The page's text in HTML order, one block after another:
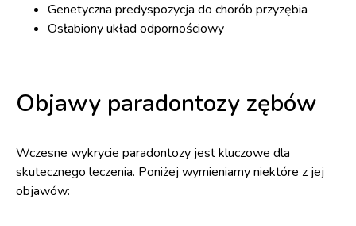
Genetyczna predyspozycja do chorób przyzębia
Osłabiony układ odpornościowy
Objawy paradontozy zębów
Wczesne wykrycie paradontozy jest kluczowe dla
skutecznego leczenia. Poniżej wymieniamy niektóre z jej
objawów: